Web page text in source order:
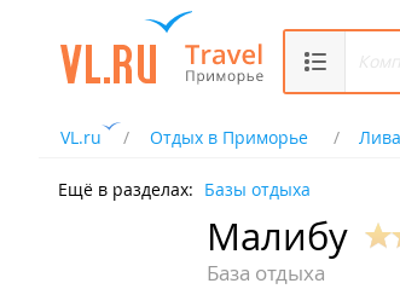
VL.ru Отдых в Приморье
Ещё в разделах: Базы отдыха
Малибу
База отдыха